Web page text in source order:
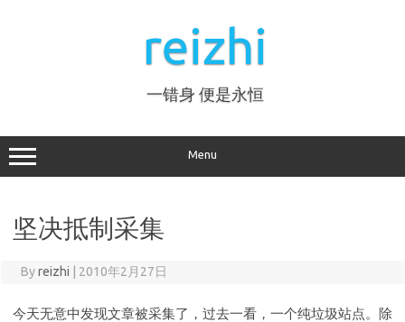
reizhi
一错身 便是永恒
Menu
坚决抵制采集
Byreizhi 2010年2月27日
今天无意中发现文章被采集了，过去一看，一个纯垃圾站点。除